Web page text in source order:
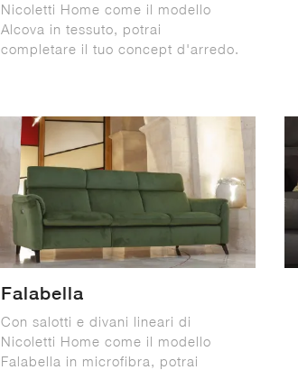
Nicoletti Home come il modello
Alcova in tessuto, potrai
completare il tuo concept d'arredo.
Falabella
Con salotti e divani lineari di
Nicoletti Home come il modello
Falabella in microfibra, potrai